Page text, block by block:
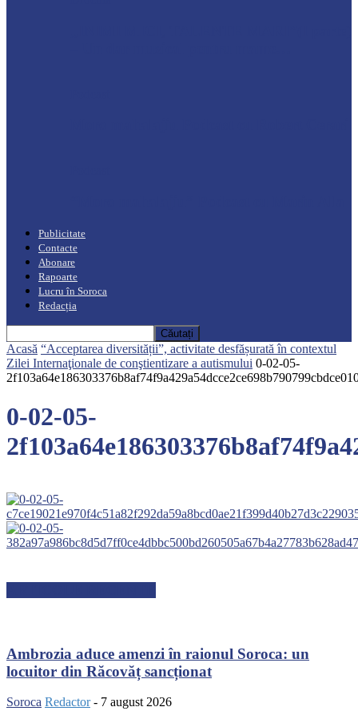
Publicitate
Contacte
Abonare
Rapoarte
Lucru în Soroca
Redacția
Acasă “Acceptarea diversității”, activitate desfășurată în contextul
Zilei Internaţionale de conştientizare a autismului 0-02-05-
0-02-05-
Ambrozia aduce amenzi în raionul Soroca: un
locuitor din Răcovăț sancționat
Soroca Redactor - 7 august 2026